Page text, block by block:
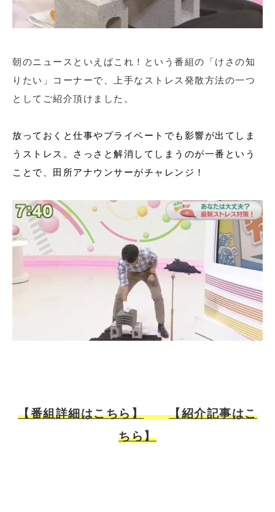
朝のニュースといえばこれ！という番組の「けさの知
りたい」コーナーで、上手なストレス発散方法の一つ
としてご紹介頂けました。
放っておくと仕事やプライベートでも影響が出てしま
うストレス。さっさと解消してしまうのが一番という
ことで、田所アナウンサーがチャレンジ！
【番組詳細はこちら】
【紹介記事はこ
ちら】